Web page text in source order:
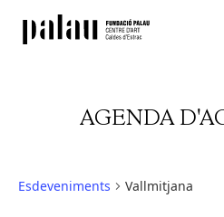
AGENDA
Esdeveniments Vallmitjana